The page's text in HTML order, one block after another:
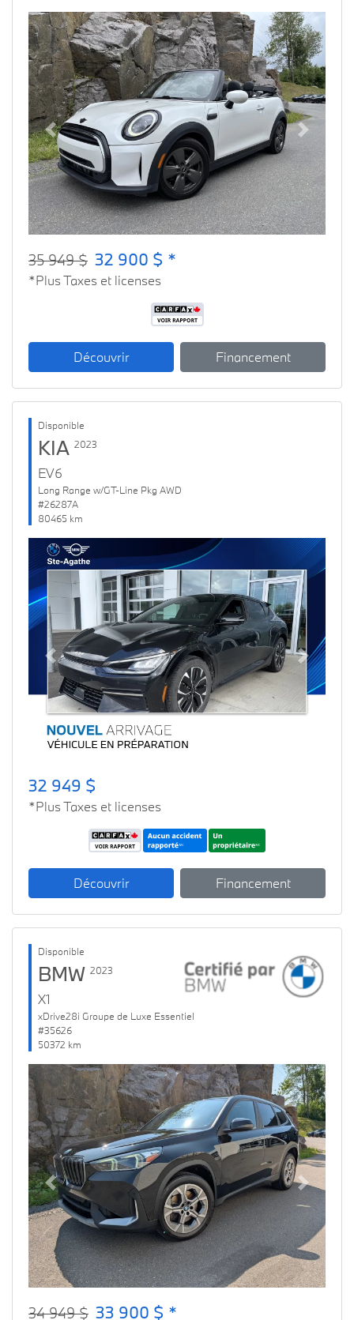
Previous Next
35 949 $ 32 900 $ *
*Plus Taxes et licenses
Découvrir Financement
Disponible
KIA 2023
EV6
Long Range w/GT-Line Pkg AWD
#26287A
80465 km
Previous Next
32 949 $
*Plus Taxes et licenses
Découvrir Financement
Disponible
BMW 2023
X1
xDrive28i Groupe de Luxe Essentiel
#35626
50372 km
Previous Next
34 949 $ 33 900 $ *